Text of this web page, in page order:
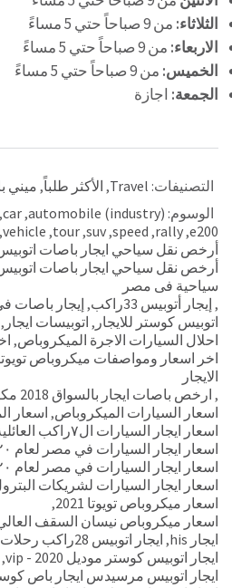
الثلاثاء: من 9 صباحاً حتي 5 مساءً
الاربعاء: من 9 صباحاً حتي 5 مساءً
الخميس: من 9 صباحاً حتي 5 مساءً
الجمعة: اجازة
التصنيفات: Travel
, الأكثر طلباً, ميني
الوسوم: automobile (industry)
,
car
,
e200
,
rally
,
speed
,
suv
,
tour
,
vehicle
,
أرخص نقل سياحي ايجار باصات
أرخص نقل سياحي ايجار باصات
سياحية فى مصر
, إيجار أتوبيس 33راكب , إيجار باصات
اتوبيس كوستر للايجار , اتوبيسات ايجار ,
احلال السيارات الاجرة الميكروباص,
الايجار
, ارخص باصات ايجار بالسواق 2018 مكيفة 14 فرد
اسعار السيارات الميكروباص, اسعار
اسعار ايجار السيارات ال٧راكب العائلية الفخمة في مصر
اسعار ايجار السيارات في مصر لعام ٢٠٢٠
اسعار ايجار السيارات في مصر لعام ٢٠٢٠ للشركات
اسعار ايجار السيارات لشريكات
اسعار ميكروباص تويوتا 2021
,
اسعار ميكروباص نيسان السقف العالي
ايجار his
, ايجار اتوبيس 28راكب رحلات
ايجار اتوبيس كوستر موديل 2020 - vip
,
ايجار اتوبيس مرسيدس ايجار باص